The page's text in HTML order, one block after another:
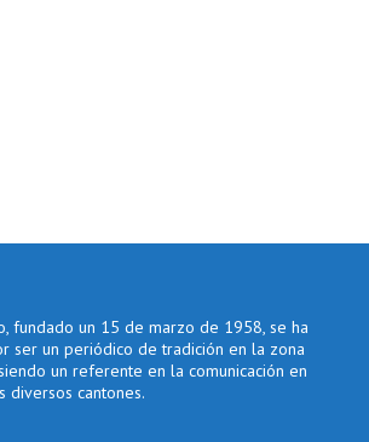
fundado un 15 de marzo de 1958, se ha
ser un periódico de tradición en la zona
un referente en la comunicación en
diversos cantones.